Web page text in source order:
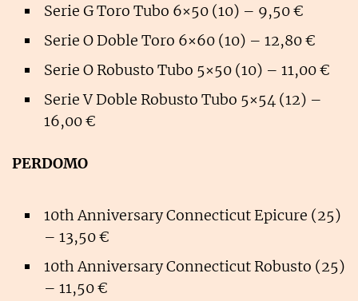
Serie G Toro Tubo 6×50 (10) – 9,50 €
Serie O Doble Toro 6×60 (10) – 12,80 €
Serie O Robusto Tubo 5×50 (10) – 11,00 €
Serie V Doble Robusto Tubo 5×54 (12) –
16,00 €
PERDOMO
10th Anniversary Connecticut Epicure (25)
– 13,50 €
10th Anniversary Connecticut Robusto (25)
– 11,50 €